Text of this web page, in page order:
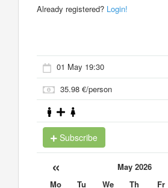
Already registered? Login!
01 May 19:30
35.98 €/person
Subscribe
« May 2026
Mo Tu We Th Fr